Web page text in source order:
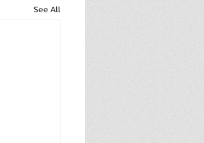
See All